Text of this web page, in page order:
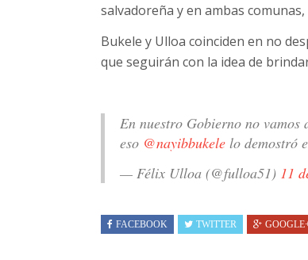
salvadoreña y en ambas
Bukele y Ulloa coinciden en no
que seguirán con la idea de
En nuestro Gobierno no
eso @nayibbukele lo demostró
— Félix Ulloa (@fulloa51) 11
FACEBOOK TWITTER